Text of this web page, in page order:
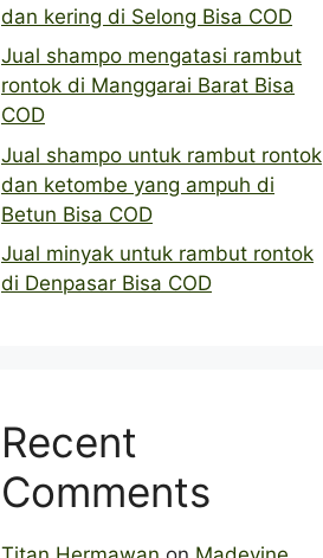
dan kering di Selong Bisa COD
Jual shampo mengatasi rambut
rontok di Manggarai Barat Bisa
COD
Jual shampo untuk rambut rontok
dan ketombe yang ampuh di
Betun Bisa COD
Jual minyak untuk rambut rontok
di Denpasar Bisa COD
Recent
Comments